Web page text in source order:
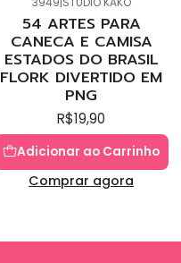
54 ARTES PARA
CANECA E CAMISA
ESTADOS DO BRASIL
FLORK DIVERTIDO EM
PNG
R$19,90
Adicionar ao Carrinho
Comprar agora